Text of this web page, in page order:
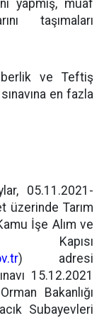
yapmış, muaf
taşımaları
ve Teftiş
en fazla
05.11.2021-
üzerinde Tarım
İşe Alım ve
) adresi
15.12.2021
Bakanlığı
Subayevleri